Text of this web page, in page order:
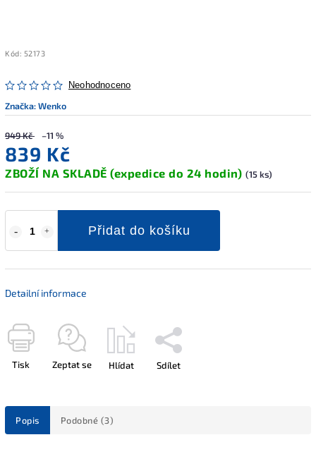
Kód: 52173
Neohodnoceno
Značka:Wenko
949 Kč –11 %
839 Kč
ZBOŽÍ NA SKLADĚ (expedice do 24 hodin) (15 ks)
Přidat do košíku
Detailní informace
Tisk Zeptat se Hlídat Sdílet
Popis Podobné (3)